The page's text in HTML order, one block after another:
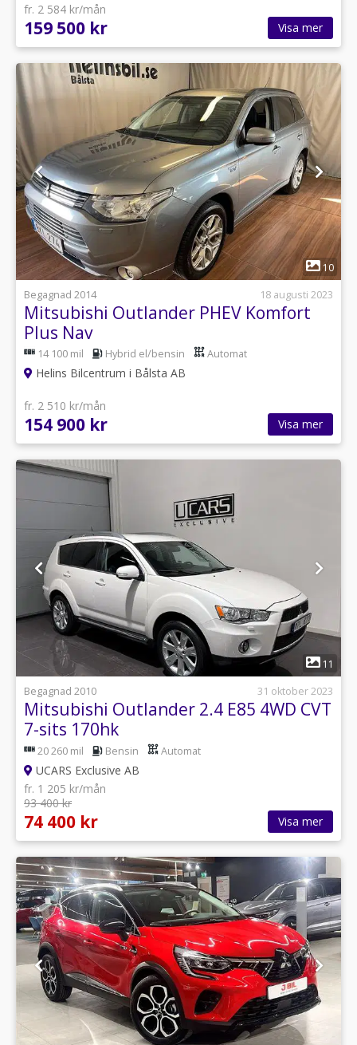
fr. 2 584 kr/mån
159 500 kr Visa mer
10
Begagnad 2014
18 augusti 2023
Mitsubishi Outlander PHEV Komfort
Plus Nav
14 100 mil Hybrid el/bensin Automat
Helins Bilcentrum i Bålsta AB
fr. 2 510 kr/mån
154 900 kr Visa mer
1
11
Begagnad 2010
31 oktober 2023
Mitsubishi Outlander 2.4 E85 4WD CVT
7-sits 170hk
20 260 mil Bensin Automat
UCARS Exclusive AB
fr. 1 205 kr/mån
93 400 kr
74 400 kr Visa mer